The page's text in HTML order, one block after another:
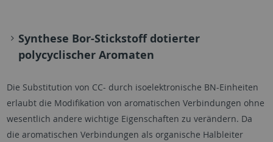
Synthese Bor-Stickstoff dotierter
polycyclischer Aromaten
Die Substitution von CC- durch isoelektronische BN-Einheiten
erlaubt die Modifikation von aromatischen Verbindungen ohne
wesentlich andere wichtige Eigenschaften zu verändern. Da
die aromatischen Verbindungen als organische Halbleiter